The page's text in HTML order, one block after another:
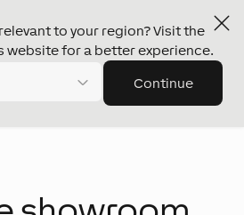
to your region? Visit the
website for a better experience.
Continue